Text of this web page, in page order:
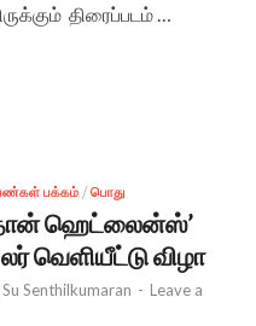
திரைப்படம் …
பக்கம் / பொது
ஹெட்லைன்ஸ்’
வெளியீட்டு விழா
Su Senthilkumaran - Leave a